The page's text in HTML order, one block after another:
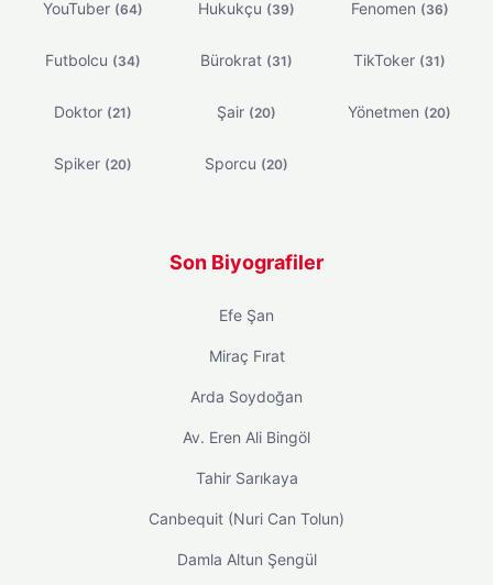
YouTuber (64) Hukukçu (39) Fenomen (36)
Futbolcu (34) Bürokrat (31) TikToker (31)
Doktor (21) Şair (20) Yönetmen (20)
Spiker (20) Sporcu (20)
Son Biyografiler
Efe Şan
Miraç Fırat
Arda Soydoğan
Av. Eren Ali Bingöl
Tahir Sarıkaya
Canbequit (Nuri Can Tolun)
Damla Altun Şengül